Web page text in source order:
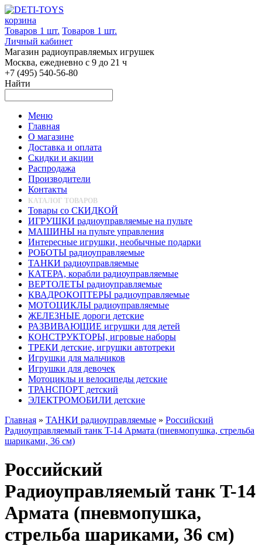
корзина
Товаров 1 шт. Товаров 1 шт.
Личный кабинет
Магазин радиоуправляемых игрушек
Москва, ежедневно с 9 до 21 ч
+7 (495) 540-56-80
Найти
Меню
Главная
О магазине
Доставка и оплата
Скидки и акции
Распродажа
Производители
Контакты
КАТАЛОГ ТОВАРОВ
Товары со СКИДКОЙ
ИГРУШКИ радиоуправляемые на пульте
МАШИНЫ на пульте управления
Интересные игрушки, необычные подарки
РОБОТЫ радиоуправляемые
ТАНКИ радиоуправляемые
КАТЕРА, корабли радиоуправляемые
ВЕРТОЛЕТЫ радиоуправляемые
КВАДРОКОПТЕРЫ радиоуправляемые
МОТОЦИКЛЫ радиоуправляемые
ЖЕЛЕЗНЫЕ дороги детские
РАЗВИВАЮЩИЕ игрушки для детей
КОНСТРУКТОРЫ, игровые наборы
ТРЕКИ детские, игрушки автотреки
Игрушки для мальчиков
Игрушки для девочек
Мотоциклы и велосипеды детские
ТРАНСПОРТ детский
ЭЛЕКТРОМОБИЛИ детские
Главная » ТАНКИ радиоуправляемые » Российский
Радиоуправляемый танк T-14 Армата (пневмопушка, стрельба
шариками, 36 см)
Российский
Радиоуправляемый танк T-14
Армата (пневмопушка,
стрельба шариками, 36 см)